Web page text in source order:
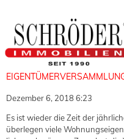
Dezember 6, 2018 6:23
Es ist wieder die Zeit der
überlegen viele